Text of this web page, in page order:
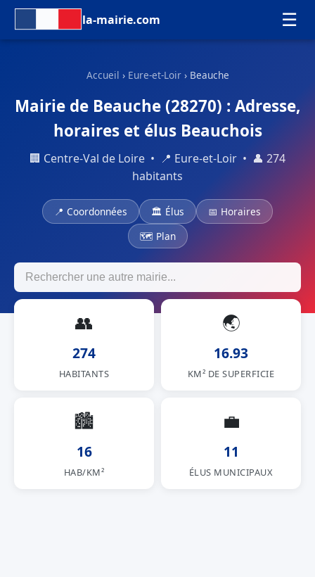
la-mairie.com ☰
Accueil › Eure-et-Loir› Beauche
Mairie de Beauche (28270) : Adresse,
horaires et élus Beauchois
🏢 Centre-Val de Loire • 📍 Eure-et-Loir • 👤 274
habitants
📍 Coordonnées 🏛 Élus
📅 Horaires
🗺 Plan
👥
274
HABITANTS
🌏
16.93
KM² DE SUPERFICIE
🏙
16
HAB/KM²
💼
11
ÉLUS MUNICIPAUX